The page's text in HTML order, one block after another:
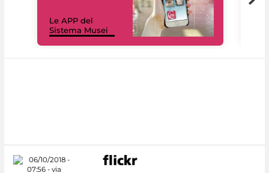
Le APP del
Sistema Musei